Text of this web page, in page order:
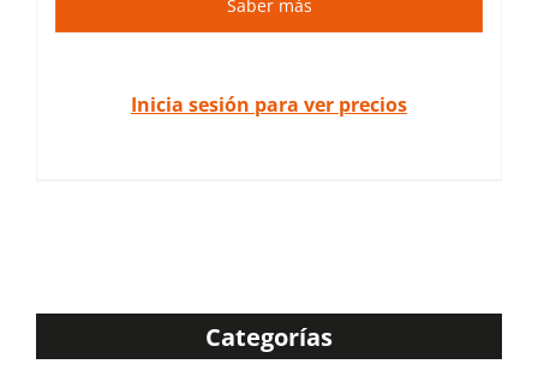
Saber más
Inicia sesión para ver precios
Categorías